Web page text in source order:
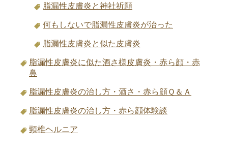
脂漏性皮膚炎と神社祈願
何もしないで脂漏性皮膚炎が治った
脂漏性皮膚炎と似た皮膚炎
脂漏性皮膚炎に似た酒さ様皮膚炎・赤ら顔・赤
鼻
脂漏性皮膚炎の治し方・酒さ・赤ら顔Ｑ＆Ａ
脂漏性皮膚炎の治し方・赤ら顔体験談
頸椎ヘルニア